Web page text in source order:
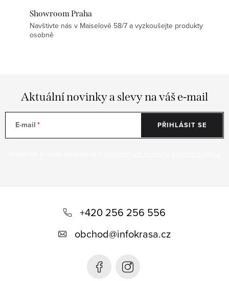
Showroom Praha
Navštivte nás v Maiselově 58/7 a vyzkoušejte produkty
osobně
Aktuální novinky a slevy na váš e-mail
E-mail PŘIHLÁSIT SE
+420 256 256 556
obchod@infokrasa.cz